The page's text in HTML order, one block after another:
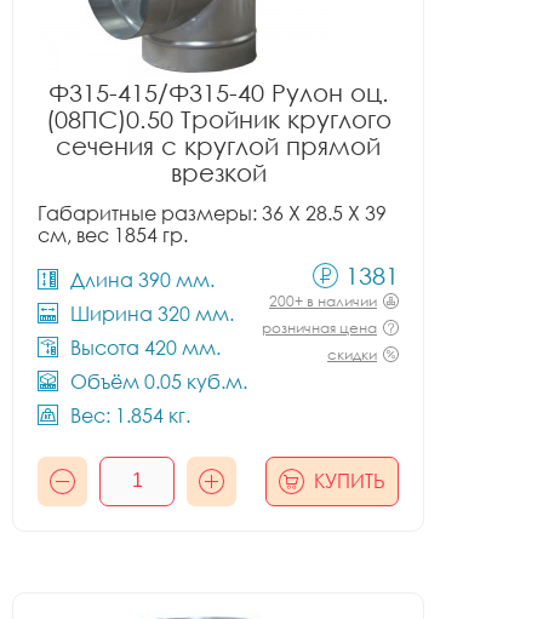
Ф315-415/Ф315-40 Рулон оц.
(08ПС)0.50 Тройник круглого
сечения с круглой прямой
врезкой
Габаритные размеры: 36 X 28.5 X 39
см, вес 1854 гр.
Длина 390 мм.
Ширина 320 мм.
Высота 420 мм.
Объём 0.05 куб.м.
Вес: 1.854 кг.
1381
200+ в наличии
розничная цена
скидки
КУПИТЬ